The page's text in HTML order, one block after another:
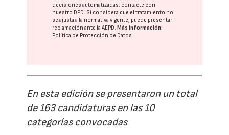
decisiones automatizadas: contacte con
nuestro DPD. Si considera que el tratamiento no
se ajusta a la normativa vigente, puede presentar
reclamación ante laAEPD.Más información:
Política de Protección de Datos
En esta edición se presentaron un total
de 163 candidaturas en las 10
categorías convocadas